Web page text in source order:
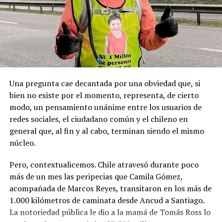
sanciones políticas posteriores.
el capitán Juan Guillermos y 23 tripulantes a bordo de la
Goleta de Guerra Ancud de la Armada tomaron posesión
de estas tierras patagónicas donde izaron la bandera
nacional declarando este territorio como parte de Chile.
Una pregunta cae decantada por una obviedad que, si
bien no existe por el momento, representa, de cierto
modo, un pensamiento unánime entre los usuarios de
redes sociales, el ciudadano común y el chileno en
general que, al fin y al cabo, terminan siendo el mismo
núcleo.
Pero, contextualicemos. Chile atravesó durante poco
más de un mes las peripecias que Camila Gómez,
acompañada de Marcos Reyes, transitaron en los más de
1.000 kilómetros de caminata desde Ancud a Santiago.
La notoriedad pública le dio a la mamá de Tomás Ross lo